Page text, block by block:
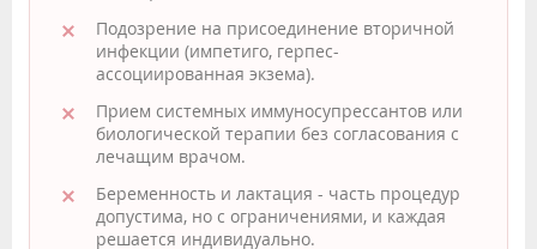
Подозрение на присоединение вторичной
инфекции (импетиго, герпес-
ассоциированная экзема).
Прием системных иммуносупрессантов или
биологической терапии без согласования с
лечащим врачом.
Беременность и лактация - часть процедур
допустима, но с ограничениями, и каждая
решается индивидуально.